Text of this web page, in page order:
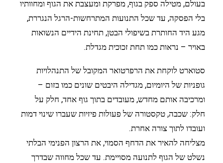
בעולם, מטילה ספק בגוף, מפרקת ומעצבת את הגוף ומחוותיו
בלי הפסקה, עד שכל התנועות המתרחשות-הרגל הנגררת,
מגע היד החותרת בשיפולי הבטן, תחינת הידיים הנשואות
באויר – נראות כמו תחת זכוכית מגדלת.
סטוארט לוקחת את הרפרטואר המקובל של התנהלויות
גופניות של היומיום, מגדילה היבטים שונים כמו בזום –
ומרכיבה אותם מחדש, מעובדים בתוך גוף אחד, חלק על
חלק: שכבה, טקסטורה של פעולות פיזיות שעברו שינוי דמות
ועובדו לתוך צורה אחרת.
מצליחה להאיר את הדחף הסמוי, את הרצון הפנימי הבלתי
נשלט של הגוף לתנועה מסויימת. עד שכל מחווה שבדרך